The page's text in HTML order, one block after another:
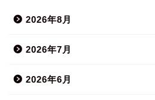
2026年8月
2026年7月
2026年6月